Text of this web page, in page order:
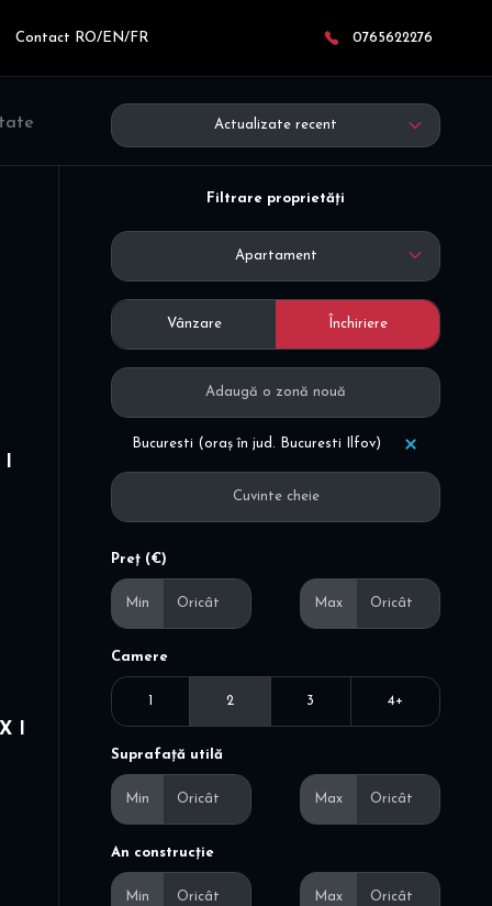
Contact RO/EN/FR 0765622276
Actualizate recent
I
I
Filtrare proprietăți
Apartament
Vânzare Închiriere
Bucuresti (oraș în jud. Bucuresti Ilfov)
Preț (€)
Min Max
Camere
1 2 3 4+
Suprafață utilă
Min Max
An construcție
Min Max